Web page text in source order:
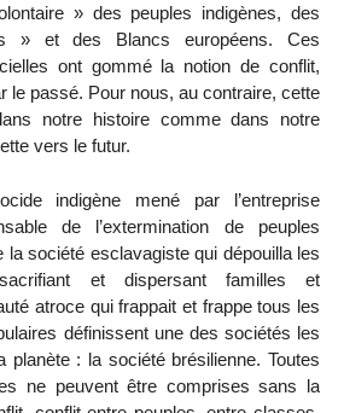
» des peuples indigènes, des
» et des Blancs européens. Ces
ont gommé la notion de conflit,
le passé. Pour nous, au contraire, cette
notre histoire comme dans notre
vers le futur.
indigène mené par l’entreprise
de l’extermination de peuples
la société esclavagiste qui dépouilla les
et dispersant familles et
atroce qui frappait et frappe tous les
définissent une des sociétés les
planète : la société brésilienne. Toutes
ne peuvent être comprises sans la